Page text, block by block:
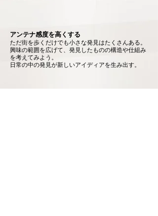
アンテナ感度を高くする
ただ街を歩くだけでも小さな発見はたくさんある。
興味の範囲を広げて、発見したものの構造や仕組み
を考えてみよう。
日常の中の発見が新しいアイディアを生み出す。